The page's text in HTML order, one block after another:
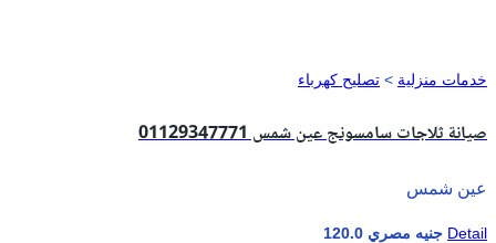
خدمات منزلية > تصليح كهرباء
صيانة ثلاجات سامسونج عين شمس 01129347771
عين شمس
120.0 جنيه مصري Detail